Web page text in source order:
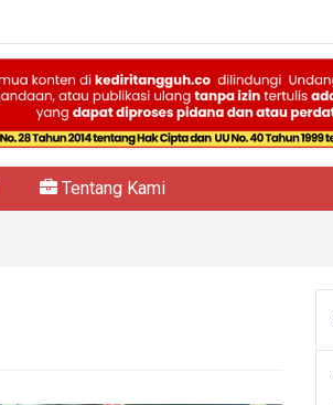
Tentang Kami